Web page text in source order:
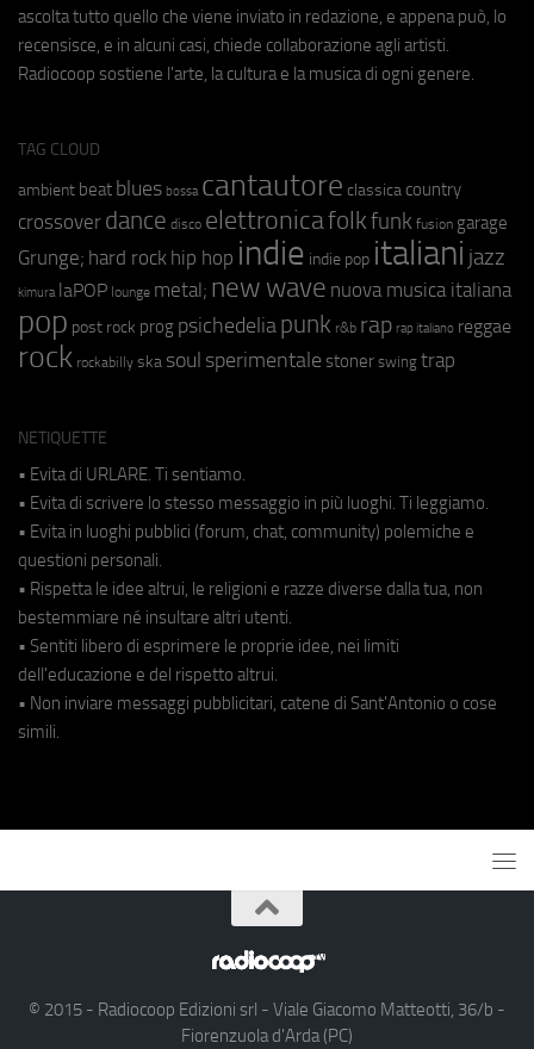
ascolta tutto quello che viene inviato in redazione, e appena può, lo
recensisce, e in alcuni casi, chiede collaborazione agli artisti.
Radiocoop sostiene l'arte, la cultura e la musica di ogni genere.
TAG CLOUD
ambient beat blues bossa cantautore classica country
crossover dance disco elettronicafolkfunk fusion garage
Grunge; hard rock hip hop indie indie pop italiani jazz
kimura laPOP lounge metal; new wave nuova musica italiana
pop post rock prog psichedeliapunk r&b rap rap italiano reggae
rock rockabilly ska soul sperimentale stoner swing trap
NETIQUETTE
• Evita di URLARE. Ti sentiamo.
• Evita di scrivere lo stesso messaggio in più luoghi. Ti leggiamo.
• Evita in luoghi pubblici (forum, chat, community) polemiche e
questioni personali.
• Rispetta le idee altrui, le religioni e razze diverse dalla tua, non
bestemmiare né insultare altri utenti.
• Sentiti libero di esprimere le proprie idee, nei limiti
dell'educazione e del rispetto altrui.
• Non inviare messaggi pubblicitari, catene di Sant'Antonio o cose
simili.
© 2015 - Radiocoop Edizioni srl - Viale Giacomo Matteotti, 36/b -
Fiorenzuola d'Arda (PC)